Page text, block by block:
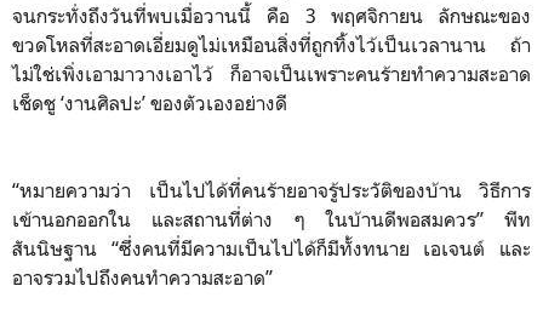
จนกระทั่งถึงวันที่พบเมื่อวานนี้ คือ 3 พฤศจิกายน ลักษณะของ
ขวดโหลที่สะอาดเอี่ยมดูไม่เหมือนสิ่งที่ถูกทิ้งไว้เป็นเวลานาน ถ้า
ไม่ใช่เพิ่งเอามาวางเอาไว้ ก็อาจเป็นเพราะคนร้ายทำความสะอาด
เช็ดชู ‘งานศิลปะ’ ของตัวเองอย่างดี
“หมายความว่า เป็นไปได้ที่คนร้ายอาจรู้ประวัติของบ้าน วิธีการ
เข้านอกออกใน และสถานที่ต่าง ๆ ในบ้านดีพอสมควร” พีท
สันนิษฐาน “ซึ่งคนที่มีความเป็นไปได้ก็มีทั้งทนาย เอเจนต์ และ
อาจรวมไปถึงคนทำความสะอาด”